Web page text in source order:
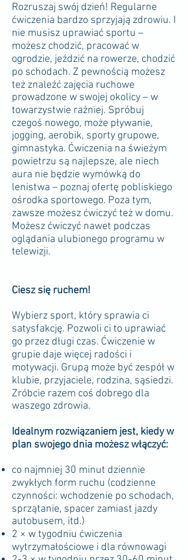
Rozruszaj swój dzień! Regularne
ćwiczenia bardzo sprzyjają zdrowiu. I
nie musisz uprawiać sportu –
możesz chodzić, pracować w
ogrodzie, jeździć na rowerze, chodzić
po schodach. Z pewnością możesz
też znaleźć zajęcia ruchowe
prowadzone w swojej okolicy – w
towarzystwie raźniej. Spróbuj
czegoś nowego, może pływanie,
jogging, aerobik, sporty grupowe,
gimnastyka. Ćwiczenia na świeżym
powietrzu są najlepsze, ale niech
aura nie będzie wymówką do
lenistwa – poznaj ofertę pobliskiego
ośrodka sportowego. Poza tym,
zawsze możesz ćwiczyć też w domu.
Możesz ćwiczyć nawet podczas
oglądania ulubionego programu w
telewizji.
Ciesz się ruchem!
Wybierz sport, który sprawia ci
satysfakcję. Pozwoli ci to uprawiać
go przez długi czas. Ćwiczenie w
grupie daje więcej radości i
motywacji. Grupą może być zespół w
klubie, przyjaciele, rodzina, sąsiedzi.
Zróbcie razem coś dobrego dla
waszego zdrowia.
Idealnym rozwiązaniem jest, kiedy w
plan swojego dnia możesz włączyć:
co najmniej 30 minut dziennie
zwykłych form ruchu (codzienne
czynności: wchodzenie po schodach,
sprzątanie, spacer zamiast jazdy
autobusem, itd.)
2 × w tygodniu ćwiczenia
wytrzymałościowe i dla równowagi